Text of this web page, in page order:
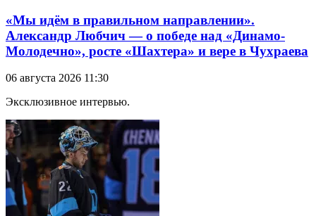
«Мы идём в правильном направлении».
Александр Любчич — о победе над «Динамо-
Молодечно», росте «Шахтера» и вере в Чухраева
06 августа 2026 11:30
Эксклюзивное интервью.